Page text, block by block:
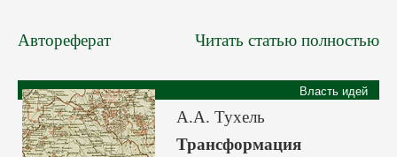
Автореферат Читать статью полностью
Власть идей
А.А. Тухель
Трансформация